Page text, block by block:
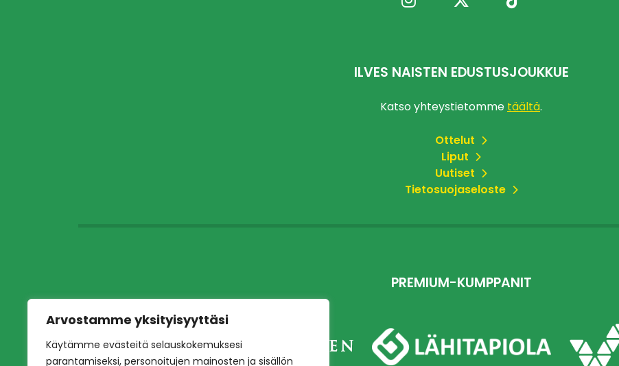
Arvostamme yksityisyyttäsi
Käytämme evästeitä selauskokemuksesi
parantamiseksi, personoitujen mainosten ja sisällön
ILVES NAISTEN EDUSTUSJOUKKUE
Katso yhteystietomme täältä.
Ottelut
Liput
Uutiset
Tietosuojaseloste
PREMIUM-KUMPPANIT